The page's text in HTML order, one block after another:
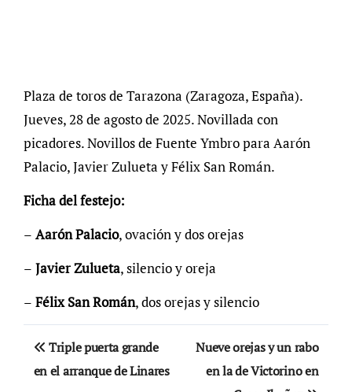
Plaza de toros de Tarazona (Zaragoza, España).
Jueves, 28 de agosto de 2025. Novillada con
picadores. Novillos de Fuente Ymbro para Aarón
Palacio, Javier Zulueta y Félix San Román.
Ficha del festejo:
– Aarón Palacio, ovación y dos orejas
– Javier Zulueta, silencio y oreja
– Félix San Román, dos orejas y silencio
Navegación
de
Triple puerta grande
en el arranque de Linares
Nueve orejas y un rabo
en la de Victorino en